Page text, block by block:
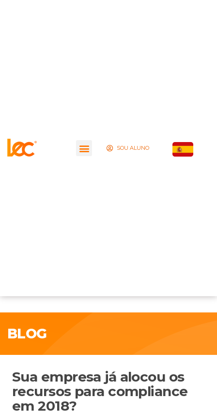
SOU ALUNO
BLOG
Sua empresa já alocou os
recursos para compliance
em 2018?